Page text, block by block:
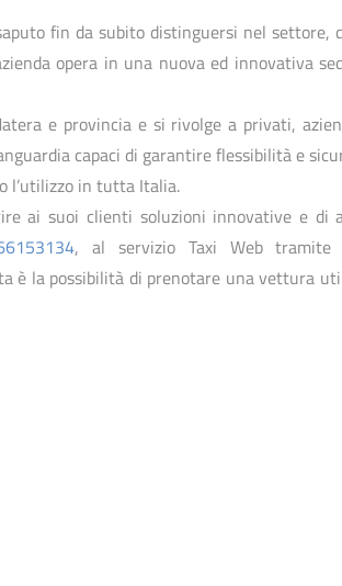
fin da subito distinguersi nel settore,
opera in una nuova ed innovativa
e provincia e si rivolge a privati,
capaci di garantire flessibilità e
l’utilizzo in tutta Italia.
ai suoi clienti soluzioni innovative e di
, al servizio Taxi Web
è la possibilità di prenotare una vettura